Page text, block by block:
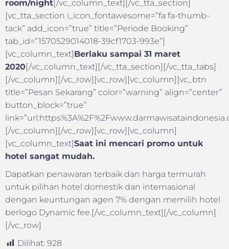
room/night [/vc_column_text][/vc_tta_section]
[vc_tta_section i_icon_fontawesome=”fa fa-thumb-
tack” add_icon=”true” title=”Periode Booking”
tab_id=”1570529014018-39cf1703-993e”]
[vc_column_text]Berlaku sampai 31 maret
2020[/vc_column_text][/vc_tta_section][/vc_tta_tabs]
[/vc_column][/vc_row][vc_row][vc_column][vc_btn
title=”Pesan Sekarang” color=”warning” align=”center”
button_block=”true”
[/vc_column][/vc_row][vc_row][vc_column]
[vc_column_text]Saat ini mencari promo untuk
hotel sangat mudah.
Dapatkan penawaran terbaik dan harga termurah
untuk pilihan hotel domestik dan internasional
dengan keuntungan agen 7% dengan memilih hotel
berlogo Dynamic fee.[/vc_column_text][/vc_column]
[/vc_row]
Dilihat: 928